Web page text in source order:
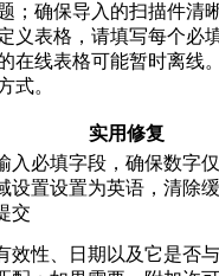
；确保导入的扫描件清
义表格，请填写每个必
在线表格可能暂时离线
式。
实用修复
入必填字段，确保数字仅
设置设置为英语，清除
交
效性、日期以及它是否